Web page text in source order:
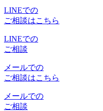
LINEでの
ご相談はこちら
LINEでの
ご相談
メールでの
ご相談はこちら
メールでの
ご相談